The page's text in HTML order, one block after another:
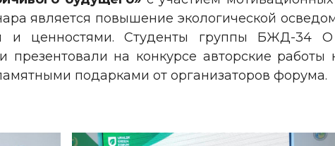
является повышение экологической
и ценностями. Студенты группы БЖД-34
на конкурсе авторские
подарками от организаторов форума.